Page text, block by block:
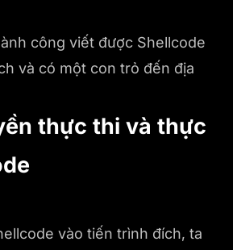
công viết được Shellcode
và có một con trỏ đến địa
thực thi và thực
vào tiến trình đích, ta